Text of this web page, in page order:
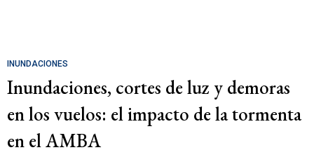
INUNDACIONES
Inundaciones, cortes de luz y demoras
en los vuelos: el impacto de la tormenta
en el AMBA